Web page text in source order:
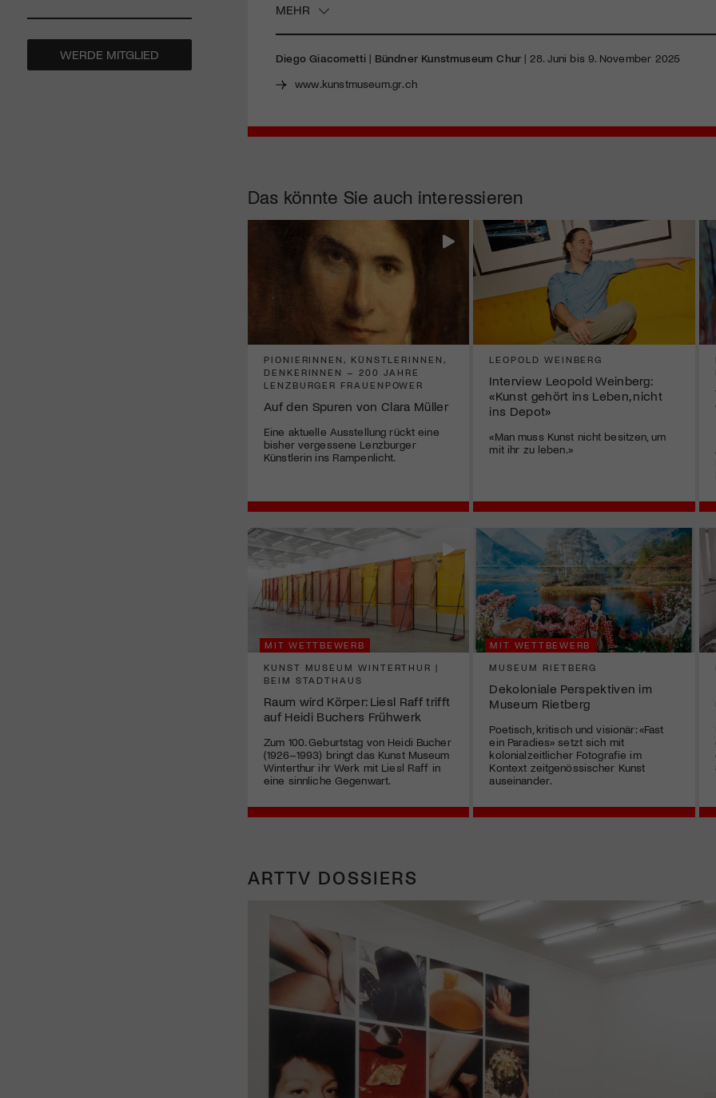
WERDE MITGLIED
MEHR
​Diego Giacometti | Bündner Kunstmuseum Chur | 28. Juni bis 9. November 2025
www.kunstmuseum.gr.ch
Das könnte Sie auch interessieren
PIONIERINNEN, KÜNSTLERINNEN,
DENKERINNEN – 200 JAHRE
LENZBURGER FRAUENPOWER
Auf den Spuren von Clara Müller
Eine aktuelle Ausstellung rückt eine
bisher vergessene Lenzburger
Künstlerin ins Rampenlicht.
LEOPOLD WEINBERG
Interview Leopold Weinberg:
«Kunst gehört ins Leben, nicht
ins Depot»
«Man muss Kunst nicht besitzen, um
mit ihr zu leben.»
MIT WETTBEWERB
KUNST MUSEUM WINTERTHUR |
BEIM STADTHAUS
Raum wird Körper: Liesl Raff trifft
auf Heidi Buchers Frühwerk
Zum 100. Geburtstag von Heidi Bucher
(1926–1993) bringt das Kunst Museum
Winterthur ihr Werk mit Liesl Raff in
eine sinnliche Gegenwart.
MIT WETTBEWERB
MUSEUM RIETBERG
Dekoloniale Perspektiven im
Museum Rietberg
Poetisch, kritisch und visionär: «Fast
ein Paradies» setzt sich mit
kolonialzeitlicher Fotografie im
Kontext zeitgenössischer Kunst
auseinander.
ARTTV DOSSIERS